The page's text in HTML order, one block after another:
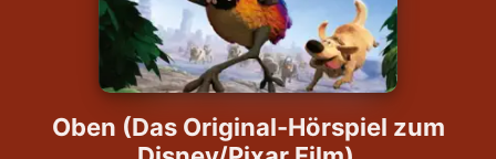
Oben (Das Original-Hörspiel zum